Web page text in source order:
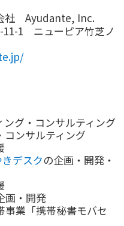
社 Ayudante, Inc.
11-1 ニューピア竹芝ノ
ング・コンサルティング
コンサルティング
デスクの企画・開発・
画・開発
事業「携帯秘書モバセ